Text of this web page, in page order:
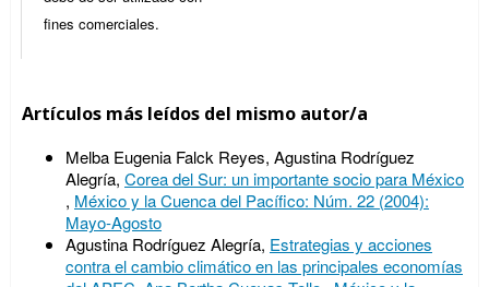
fines comerciales.
Artículos más leídos del mismo autor/a
Melba Eugenia Falck Reyes, Agustina Rodríguez
Alegría, Corea del Sur: un importante socio para México
, México y la Cuenca del Pacífico: Núm. 22 (2004):
Mayo-Agosto
Agustina Rodríguez Alegría, Estrategias y acciones
contra el cambio climático en las principales economías